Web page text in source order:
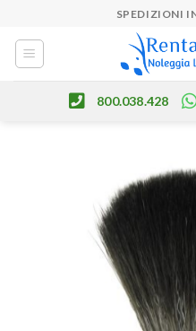
content
SPEDIZIONI
800.038.428